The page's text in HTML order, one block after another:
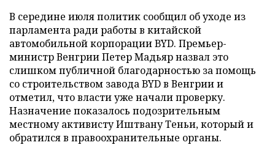
В середине июля политик сообщил об уходе из
парламента ради работы в китайской
автомобильной корпорации BYD. Премьер-
министр Венгрии Петер Мадьяр назвал это
слишком публичной благодарностью за помощь
со строительством завода BYD в Венгрии и
отметил, что власти уже начали проверку.
Назначение показалось подозрительным
местному активисту Иштвану Теньи, который и
обратился в правоохранительные органы.